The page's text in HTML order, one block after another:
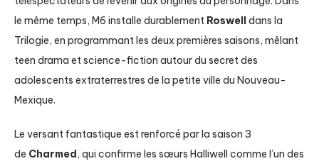
le même temps, M6 installe durablement Roswelldans la
Trilogie, en programmant les deux premières saisons, mêlant
teen drama et science-fiction autour du secret des
adolescents extraterrestres de la petite ville du Nouveau-
Mexique.​
Le versant fantastique est renforcé par la saison 3
de Charmed, qui confirme les sœurs Halliwell comme l’un des